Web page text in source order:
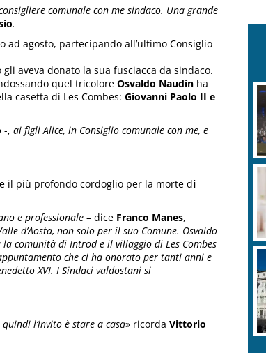
comunale con me sindaco. Una grande
.
ad agosto, partecipando all’ultimo Consiglio
aveva donato la sua fusciacca da sindaco.
quel tricolore Osvaldo Naudin ha
casetta di Les Combes: Giovanni Paolo II e
-, ai figli Alice, in Consiglio comunale con me, e
il più profondo cordoglio per la morte di
e professionale – dice Franco Manes,
d’Aosta, non solo per il suo Comune. Osvaldo
comunità di Introd e il villaggio di Les Combes
che ci ha onorato per tanti anni e
XVI. I Sindaci valdostani si
l’invito è stare a casa» ricorda Vittorio